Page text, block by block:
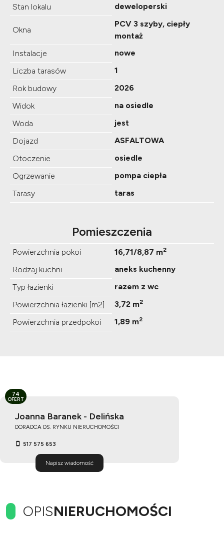
Stan lokalu
deweloperski
Okna
PCV 3 szyby, ciepły
montaż
Instalacje
nowe
Liczba tarasów
1
Rok budowy
2026
Widok
na osiedle
Woda
jest
Dojazd
ASFALTOWA
Otoczenie
osiedle
Ogrzewanie
pompa ciepła
Tarasy
taras
Pomieszczenia
Powierzchnia pokoi 16,71/8,87 m2
Rodzaj kuchni
aneks kuchenny
Typ łazienki
razem z wc
Powierzchnia łazienki [m2]
3,72 m2
Powierzchnia przedpokoi 1,89 m2
Joanna Baranek - Delińska
DORADCA DS. RYNKU NIERUCHOMOŚCI
517 575 653
Napisz wiadomość
74
OFERT
OPISNIERUCHOMOŚCI